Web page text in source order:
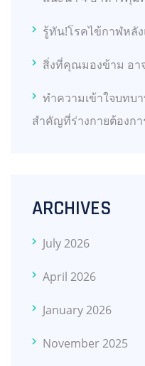
รู้ทัน!โรคไข้กาฬหลั
สิ่งที่คุณมองข้าม อ
ทำความเข้าใจบทบ
สำคัญที่ร่างกายต้องกา
ARCHIVES
July 2026
April 2026
January 2026
November 2025